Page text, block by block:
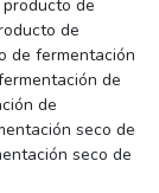
de
de
de fermentación
de
de
seco de
seco de